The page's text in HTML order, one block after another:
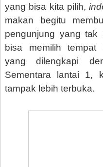
yang bisa kita pilih,
makan begitu
pengunjung yang
bisa memilih tempat
yang dilengkapi
Sementara lantai 1,
tampak lebih terbuka.